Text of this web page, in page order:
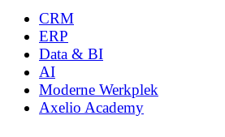
CRM
ERP
Data & BI
AI
Moderne Werkplek
Axelio Academy